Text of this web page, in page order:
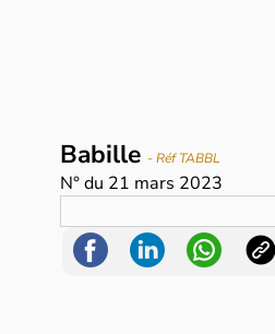
Babille - Réf TABBL
N°du 21 mars 2023